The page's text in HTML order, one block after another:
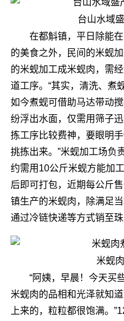
台山水域
在都斛镇，平日除能在
的美食之外，民间的米蚬
的米蚬加工成米蚬肉，需
道工序。“其实，清洗、煮
如今煮蚬可借助马达带动
纷浮出水面，仅需用筛子
拣工序比较费神，要眼明
挑拣出来。”米蚬加工场负
约需用10公斤米蚬方能加
后即可打包，近期每公斤
镇生产的米蚬肉，除满足
通过冷链快递等方式销至珠
米蚬
“阿姨，早晨！今天买些
米蚬肉的品相和光泽就知
上来的，粒粒都很饱满。